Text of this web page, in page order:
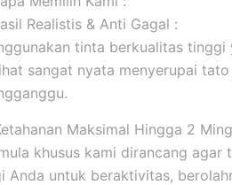
Realistis & Anti Gagal :
tinta berkualitas
sangat nyata menyerupai
Maksimal Hingga 2
khusus kami dirancang agar
Anda untuk beraktivitas,